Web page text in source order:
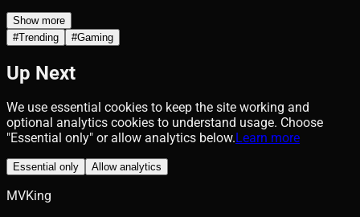
Show more
#Trending #Gaming
Up Next
We use essential cookies to keep the site working and
optional analytics cookies to understand usage. Choose
"Essential only" or allow analytics below.Learn more
Essential only Allow analytics
MVKing